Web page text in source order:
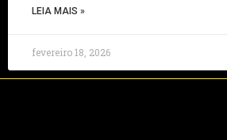
LEIA MAIS »
fevereiro 18, 2026